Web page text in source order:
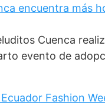
encuentra más
Cuenca
evento de
Fashion